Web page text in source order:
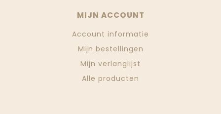
MIJN ACCOUNT
Account informatie
Mijn bestellingen
Mijn verlanglijst
Alle producten